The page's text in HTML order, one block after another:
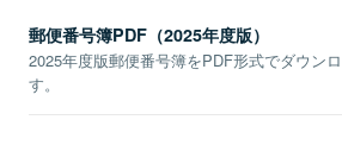
郵便番号簿PDF（2025年度版）
2025年度版郵便番号簿をPDF形式でダウン
す。